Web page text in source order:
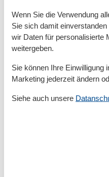
Serviceeinrichtungen
Backofen
Balkon
Doppelbett
Dusche/WC
Gefriermöglichkeit
Wenn Sie die Verwendung
Sie sich damit
wir Daten für personalisierte
weitergeben.
Sie können Ihre Einwilligung
Marketing jederzeit ändern
Siehe auch unsere